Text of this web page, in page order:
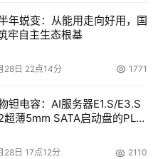
年蜕变：从能用走向好用，国
牢自主生态根基
28日 22点14分 1771
钽电容：AI服务器E1.S/E3.S
超薄5mm SATA启动盘的PLP
日 17点12分 2110